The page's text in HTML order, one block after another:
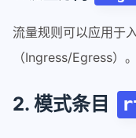
流量规则可以应用于
（Ingress/Egress）。
2. 模式条目